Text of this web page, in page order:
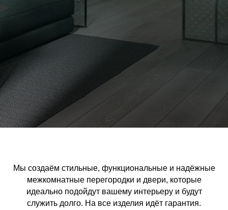
Мы создаём стильные, функциональные и надёжные
межкомнатные перегородки и двери, которые
идеально подойдут вашему интерьеру и будут
служить долго. На все изделия идёт гарантия.